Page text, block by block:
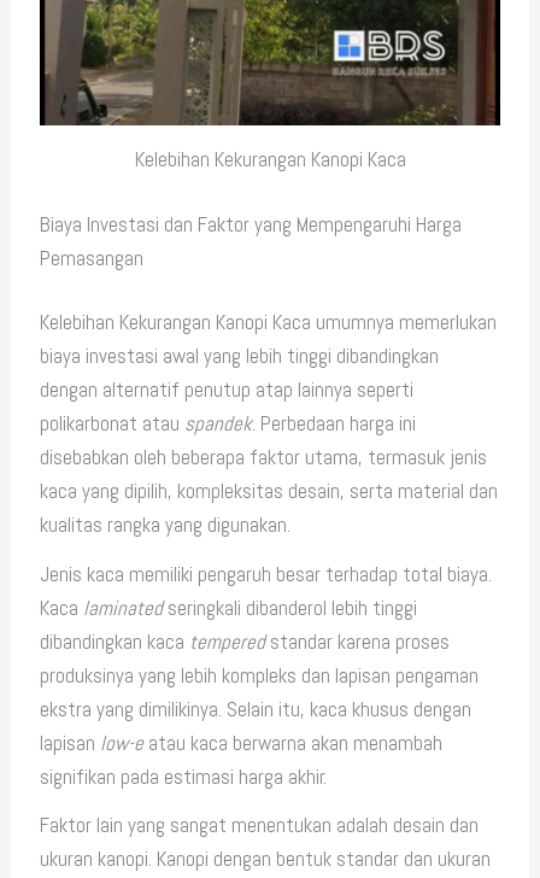
Kelebihan Kekurangan Kanopi Kaca
Biaya Investasi dan Faktor yang Mempengaruhi Harga
Pemasangan
Kelebihan Kekurangan Kanopi Kaca umumnya memerlukan
biaya investasi awal yang lebih tinggi dibandingkan
dengan alternatif penutup atap lainnya seperti
polikarbonat atau spandek. Perbedaan harga ini
disebabkan oleh beberapa faktor utama, termasuk jenis
kaca yang dipilih, kompleksitas desain, serta material dan
kualitas rangka yang digunakan.
Jenis kaca memiliki pengaruh besar terhadap total biaya.
Kaca laminatedseringkali dibanderol lebih tinggi
dibandingkan kaca temperedstandar karena proses
produksinya yang lebih kompleks dan lapisan pengaman
ekstra yang dimilikinya. Selain itu, kaca khusus dengan
lapisan low-eatau kaca berwarna akan menambah
signifikan pada estimasi harga akhir.
Faktor lain yang sangat menentukan adalah desain dan
ukuran kanopi. Kanopi dengan bentuk standar dan ukuran